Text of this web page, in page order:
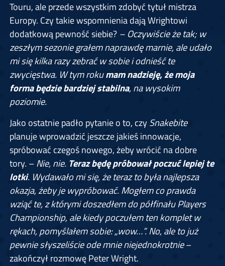
Touru, ale przede wszystkim zdobyć tytuł mistrza
Europy. Czy takie wspomnienia dają Wrightowi
dodatkową pewność siebie? – Oczywiście że tak; w
zeszłym sezonie grałem naprawdę marnie, ale udało
mi się kilka razy zebrać w sobie i odnieść te
zwycięstwa. W tym rokumam nadzieję, że moja
forma będzie bardziej stabilna, na wysokim
poziomie.
Jako ostatnie padło pytanie o to, czySnakebite
planuje wprowadzić jeszcze jakieś innowacje,
spróbować czegoś nowego, żeby wrócić na dobre
tory. –Nie, nie. Teraz będę próbował poczuć lepiej te
lotki. Wydawało mi się, że teraz to była najlepsza
okazja, żeby je wypróbować. Mogłem co prawda
wziąć te, z którymi doszedłem do półfinału Players
Championship, ale kiedy poczułem ten komplet w
rękach, pomyślałem sobie: „wow…”. No, ale to już
pewnie słyszeliście ode mnie niejednokrotnie–
zakończył rozmowę Peter Wright.